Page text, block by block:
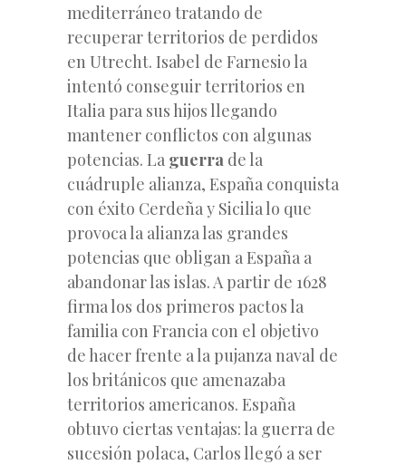
mediterráneo tratando de
recuperar territorios de perdidos
en Utrecht. Isabel de Farnesio la
intentó conseguir territorios en
Italia para sus hijos llegando
mantener conflictos con algunas
potencias. La guerra de la
cuádruple alianza, España conquista
con éxito Cerdeña y Sicilia lo que
provoca la alianza las grandes
potencias que obligan a España a
abandonar las islas. A partir de 1628
firma los dos primeros pactos la
familia con Francia con el objetivo
de hacer frente a la pujanza naval de
los británicos que amenazaba
territorios americanos. España
obtuvo ciertas ventajas: la guerra de
sucesión polaca, Carlos llegó a ser